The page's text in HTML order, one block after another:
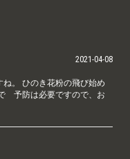
2021-04-08
。 ひのき花粉の飛び始め
予防は必要ですので、お